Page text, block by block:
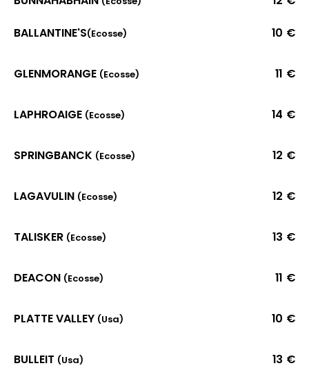
BALLANTINE'S(Ecosse) 10 €
GLENMORANGE (Ecosse) 11 €
LAPHROAIGE (Ecosse) 14 €
SPRINGBANCK (Ecosse) 12 €
LAGAVULIN (Ecosse) 12 €
TALISKER (Ecosse) 13 €
DEACON (Ecosse) 11 €
PLATTE VALLEY (Usa) 10 €
BULLEIT (Usa) 13 €